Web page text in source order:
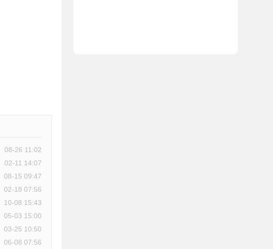
08-26 11:02
02-11 14:07
08-15 09:47
02-18 07:56
10-08 15:43
05-03 15:00
03-25 10:50
06-08 07:56